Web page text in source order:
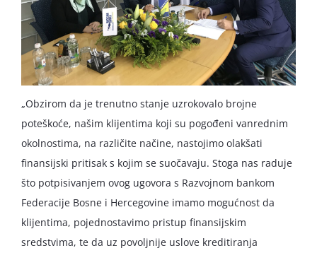
„Obzirom da je trenutno stanje uzrokovalo brojne
poteškoće, našim klijentima koji su pogođeni vanrednim
okolnostima, na različite načine, nastojimo olakšati
finansijski pritisak s kojim se suočavaju. Stoga nas raduje
što potpisivanjem ovog ugovora s Razvojnom bankom
Federacije Bosne i Hercegovine imamo mogućnost da
klijentima, pojednostavimo pristup finansijskim
sredstvima, te da uz povoljnije uslove kreditiranja